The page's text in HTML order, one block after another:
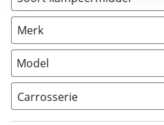
Caravan (3)
Camper
Vouwwagen
Merk
Model
Carrosserie
Alkoof (0)